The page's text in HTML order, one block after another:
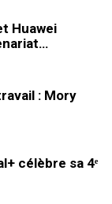
Huawei
: Mory
célèbre sa 4ᵉ